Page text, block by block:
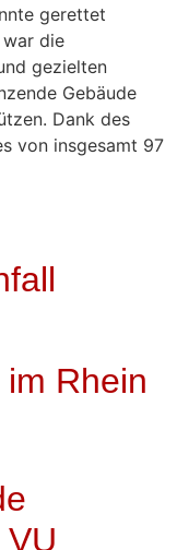
gerettet
die
gezielten
Gebäude
Dank des
von insgesamt 97
Rhein